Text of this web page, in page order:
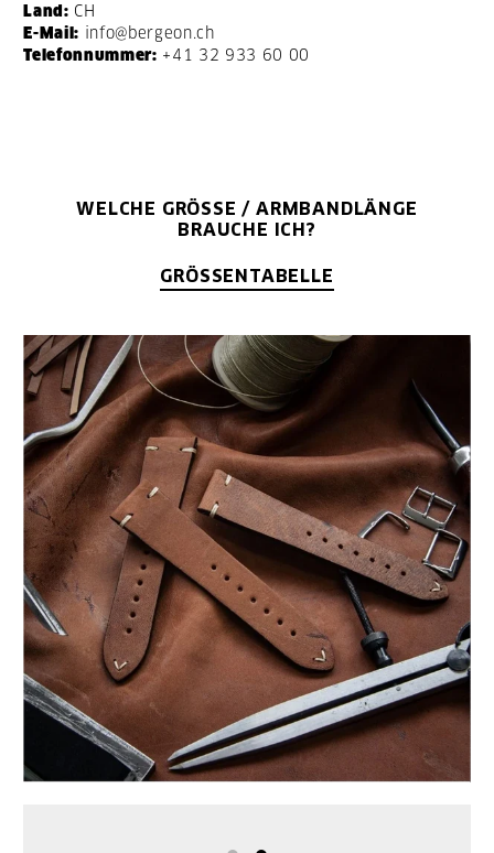
Land: CH
E-Mail: info@bergeon.ch
Telefonnummer: +41 32 933 60 00
WELCHE GRÖSSE / ARMBANDLÄNGE B
RAUCHE ICH?
GRÖSSENTABELLE